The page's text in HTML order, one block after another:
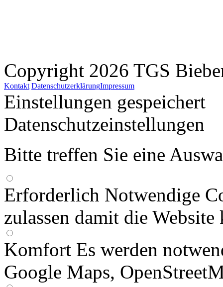
Copyright 2026 TGS
Kontakt DatenschutzerklärungImpressum
Einstellungen gespeichert
Datenschutzeinstellungen
Bitte treffen Sie eine
Erforderlich Notwendige
zulassen damit die
Komfort Es werden
Google Maps,